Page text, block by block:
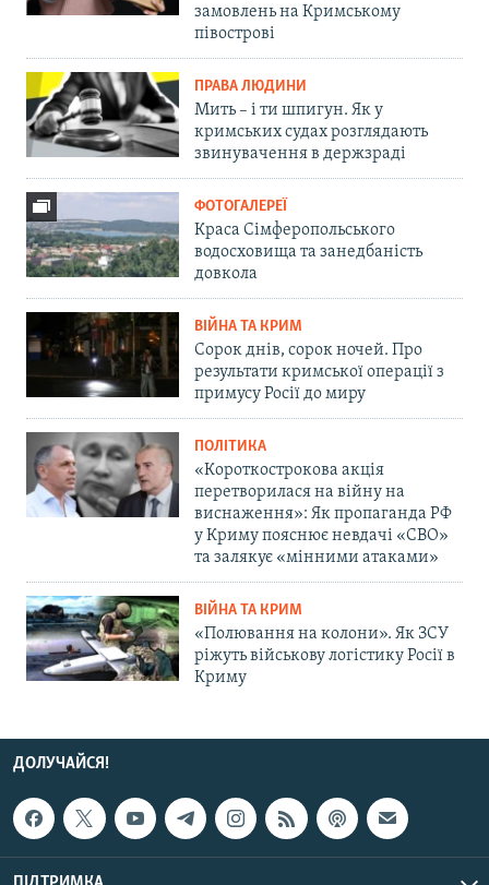
замовлень на Кримському
півострові
ПРАВА ЛЮДИНИ
Мить – і ти шпигун. Як у
кримських судах розглядають
звинувачення в держзраді
ФОТОГАЛЕРЕЇ
Краса Сімферопольського
водосховища та занедбаність
довкола
ВІЙНА ТА КРИМ
Сорок днів, сорок ночей. Про
результати кримської операції з
примусу Росії до миру
ПОЛІТИКА
«Короткострокова акція
перетворилася на війну на
виснаження»: Як пропаганда РФ
у Криму пояснює невдачі «СВО»
та залякує «мінними атаками»
ВІЙНА ТА КРИМ
«Полювання на колони». Як ЗСУ
ріжуть військову логістику Росії в
Криму
ДОЛУЧАЙСЯ!